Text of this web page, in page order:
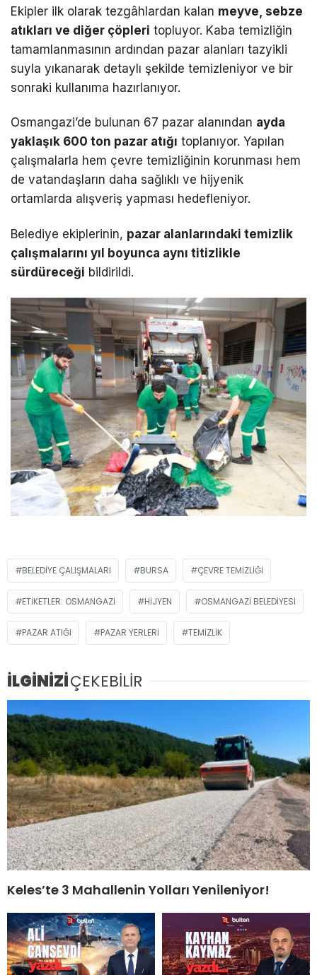
Ekipler ilk olarak tezgâhlardan kalan meyve, sebze
atıkları ve diğer çöpleri topluyor. Kaba temizliğin
tamamlanmasının ardından pazar alanları tazyikli
suyla yıkanarak detaylı şekilde temizleniyor ve bir
sonraki kullanıma hazırlanıyor.
Osmangazi’de bulunan 67 pazar alanından ayda
yaklaşık 600 ton pazar atığı toplanıyor. Yapılan
çalışmalarla hem çevre temizliğinin korunması hem
de vatandaşların daha sağlıklı ve hijyenik
ortamlarda alışveriş yapması hedefleniyor.
Belediye ekiplerinin, pazar alanlarındaki temizlik
çalışmalarını yıl boyunca aynı titizlikle
sürdüreceği bildirildi.
BELEDIYE ÇALIŞMALARI BURSA ÇEVRE TEMIZLIĞI
ETIKETLER: OSMANGAZI HIJYEN OSMANGAZI BELEDIYESI
PAZAR ATIĞI PAZAR YERLERI TEMIZLIK
İLGİNİZİÇEKEBİLİR
Keles’te 3 Mahallenin Yolları Yenileniyor!